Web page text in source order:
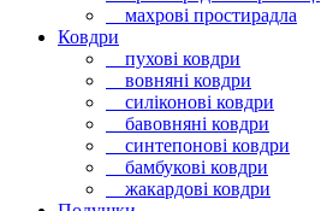
махрові простирадла
Ковдри
пухові ковдри
вовняні ковдри
силіконові ковдри
бавовняні ковдри
синтепонові ковдри
бамбукові ковдри
жакардові ковдри